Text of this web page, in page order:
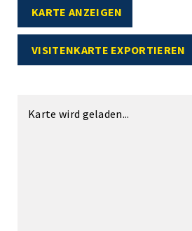
KARTE ANZEIGEN
VISITENKARTE EXPORTIEREN
Karte wird geladen...